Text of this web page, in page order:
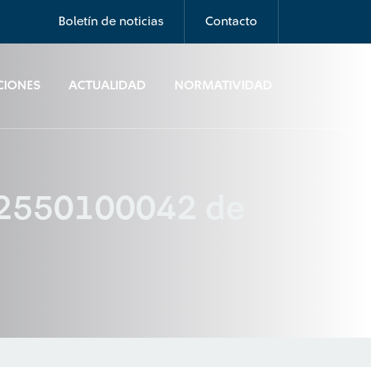
Boletín de noticias Contacto
ACTUALIDAD NORMATIVIDAD
de